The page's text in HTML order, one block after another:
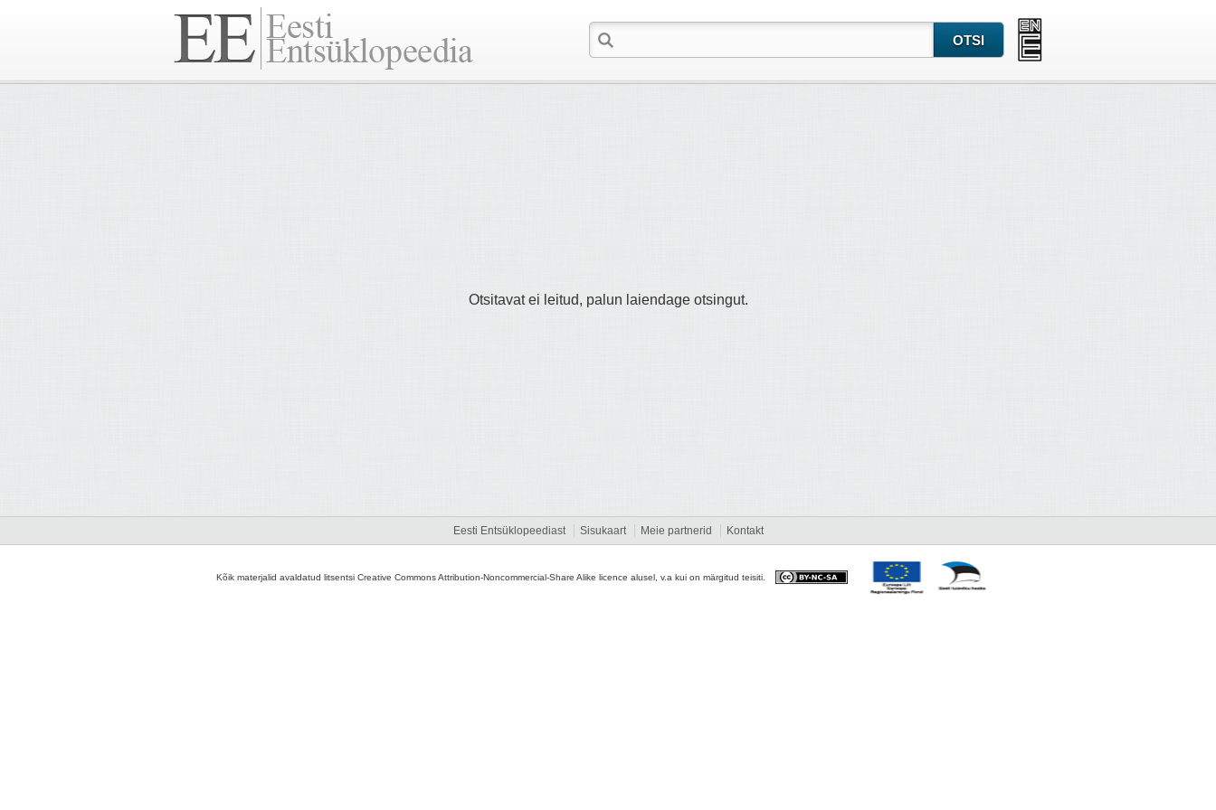
Otsitavat ei leitud, palun laiendage otsingut.
Eesti Entsüklopeediast Sisukaart Meie partnerid Kontakt
Kõik materjalid avaldatud litsentsi Creative Commons Attribution-Noncommercial-Share Alike licence alusel, v.a kui on märgitud teisiti.